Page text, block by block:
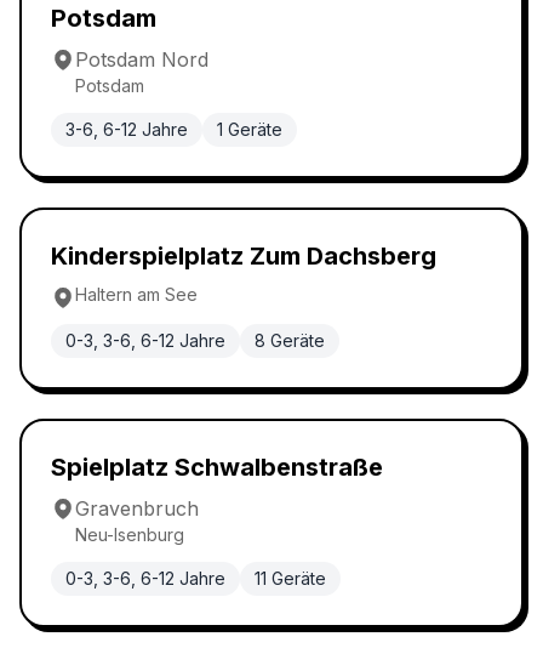
Potsdam
Potsdam Nord
Potsdam
3-6, 6-12 Jahre 1 Geräte
Klassischer Spielplatz
Kinderspielplatz Zum Dachsberg
Haltern am See
0-3, 3-6, 6-12 Jahre 8 Geräte
Abenteuerspielplatz
Spielplatz Schwalbenstraße
Gravenbruch
Neu-Isenburg
0-3, 3-6, 6-12 Jahre 11 Geräte